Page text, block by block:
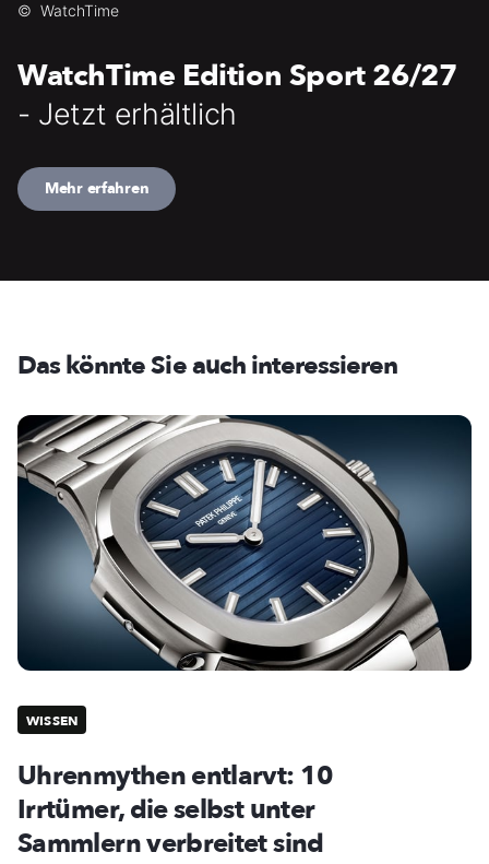
© WatchTime
WatchTime Edition Sport 26/27
- Jetzt erhältlich
Mehr erfahren
Das könnte Sie auch interessieren
WISSEN
Uhrenmythen entlarvt: 10
Irrtümer, die selbst unter
Sammlern verbreitet sind